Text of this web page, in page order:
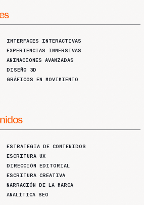
INTERFACES INTERACTIVAS
EXPERIENCIAS INMERSIVAS
ANIMACIONES AVANZADAS
DISEÑO 3D
GRÁFICOS EN MOVIMIENTO
ESTRATEGIA DE CONTENIDOS
ESCRITURA UX
DIRECCIÓN EDITORIAL
ESCRITURA CREATIVA
NARRACIÓN DE LA MARCA
ANALÍTICA SEO